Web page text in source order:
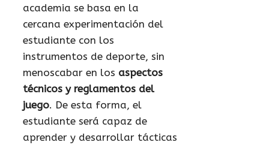
academia se basa en la
cercana experimentación del
estudiante con los
instrumentos de deporte, sin
menoscabar en los aspectos
técnicos y reglamentos del
juego. De esta forma, el
estudiante será capaz de
aprender y desarrollar tácticas